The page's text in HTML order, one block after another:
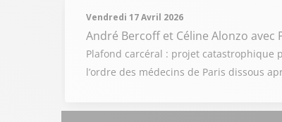
Vendredi 17 Avril 2026
André Bercoff et Céline Alonzo avec
Plafond carcéral : projet catastrophique
l’ordre des médecins de Paris dissous